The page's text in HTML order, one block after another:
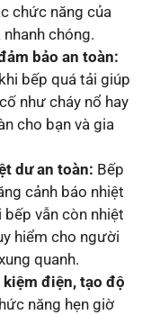
chức năng của
chóng.
bảo an toàn:
bếp quá tải giúp
như cháy nổ hay
cho bạn và gia
dư an toàn: Bếp
cảnh báo nhiệt
vẫn còn nhiệt
hiểm cho người
quanh.
điện, tạo độ
năng hẹn giờ